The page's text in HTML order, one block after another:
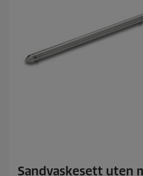
Sandvaskesett uten